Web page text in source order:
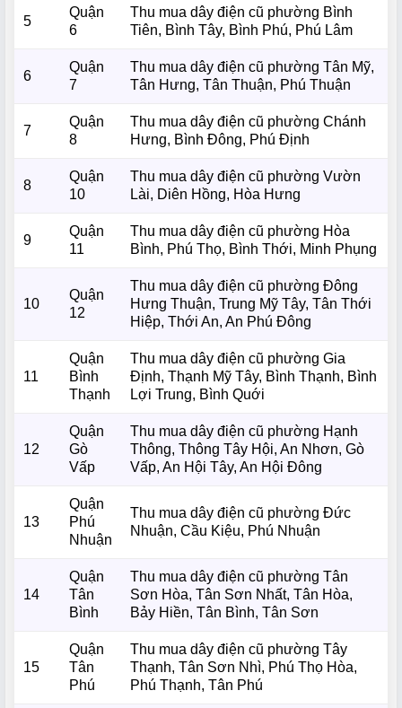
5
Quận
6
Thu mua dây điện cũ phường Bình
Tiên, Bình Tây, Bình Phú, Phú Lâm
6
Quận
7
Thu mua dây điện cũ phường Tân Mỹ,
Tân Hưng, Tân Thuận, Phú Thuận
7
Quận
8
Thu mua dây điện cũ phường Chánh
Hưng, Bình Đông, Phú Định
8
Quận
10
Thu mua dây điện cũ phường Vườn
Lài, Diên Hồng, Hòa Hưng
9
Quận
11
Thu mua dây điện cũ phường Hòa
Bình, Phú Thọ, Bình Thới, Minh Phụng
10
Quận
12
Thu mua dây điện cũ phường Đông
Hưng Thuận, Trung Mỹ Tây, Tân Thới
Hiệp, Thới An, An Phú Đông
11
Quận
Bình
Thạnh
Thu mua dây điện cũ phường Gia
Định, Thạnh Mỹ Tây, Bình Thạnh, Bình
Lợi Trung, Bình Quới
12
Quận
Gò
Vấp
Thu mua dây điện cũ phường Hạnh
Thông, Thông Tây Hội, An Nhơn, Gò
Vấp, An Hội Tây, An Hội Đông
13
Quận
Phú
Nhuận
Thu mua dây điện cũ phường Đức
Nhuận, Cầu Kiệu, Phú Nhuận
14
Quận
Tân
Bình
Thu mua dây điện cũ phường Tân
Sơn Hòa, Tân Sơn Nhất, Tân Hòa,
Bảy Hiền, Tân Bình, Tân Sơn
15
Quận
Tân
Phú
Thu mua dây điện cũ phường Tây
Thạnh, Tân Sơn Nhì, Phú Thọ Hòa,
Phú Thạnh, Tân Phú